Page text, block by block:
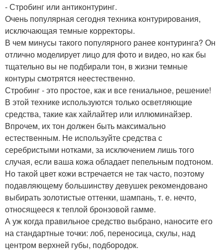
- Стробинг или антиконтуринг.
Очень популярная сегодня техника контурирования,
исключающая темные корректоры.
В чем минусы такого популярного ранее контуринга? Он
отлично моделирует лицо для фото и видео, но как бы
тщательно вы не подбирали тон, в жизни темные
контуры смотрятся неестественно.
Стробинг - это простое, как и все гениальное, решение!
В этой технике используются только осветляющие
средства, такие как хайлайтер или иллюминайзер.
Впрочем, их тон должен быть максимально
естественным. Не используйте средства с
серебристыми нотками, за исключением лишь того
случая, если ваша кожа обладает пепельным подтоном.
Но такой цвет кожи встречается не так часто, поэтому
подавляющему большинству девушек рекомендовано
выбирать золотистые оттенки, шампань, т. е. нечто,
относящееся к теплой бронзовой гамме.
А уж когда правильное средство выбрано, наносите его
на стандартные точки: лоб, переносица, скулы, над
центром верхней губы, подбородок.